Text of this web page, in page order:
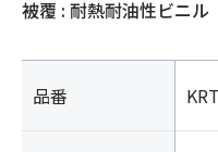
被覆 : 耐熱耐油性ビニル
品番